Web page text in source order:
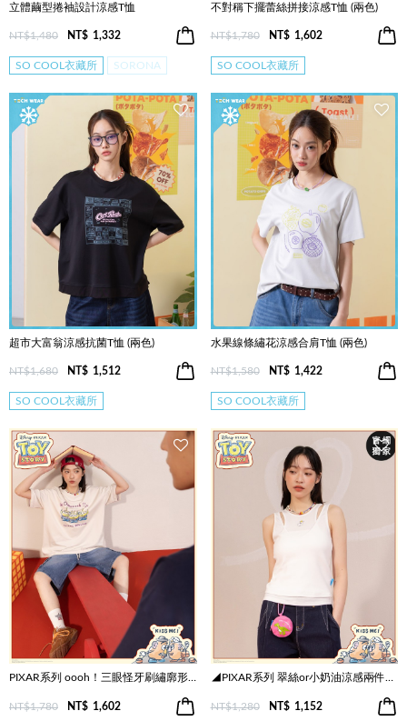
立體繭型捲袖設計涼感T恤
NT$1,480 NT$ 1,332
SO COOL衣藏所 SORONA
不對稱下擺蕾絲拼接涼感T恤 (兩色)
NT$1,780 NT$ 1,602
SO COOL衣藏所
超市大富翁涼感抗菌T恤 (兩色)
NT$1,680 NT$ 1,512
SO COOL衣藏所
水果線條繡花涼感合肩T恤 (兩色)
NT$1,580 NT$ 1,422
SO COOL衣藏所
PIXAR系列 oooh！三眼怪牙刷繡廓形T恤(兩色)
NT$1,780 NT$ 1,602
◢PIXAR系列 翠絲or小奶油涼感兩件式疊穿背心(兩色)
NT$1,280 NT$ 1,152